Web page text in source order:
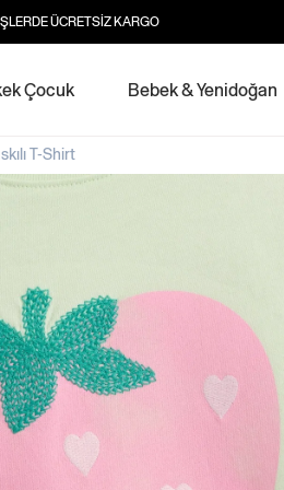
ÜCRETSİZ KARGO
Çocuk Bebek & Yenidoğan
T-Shirt